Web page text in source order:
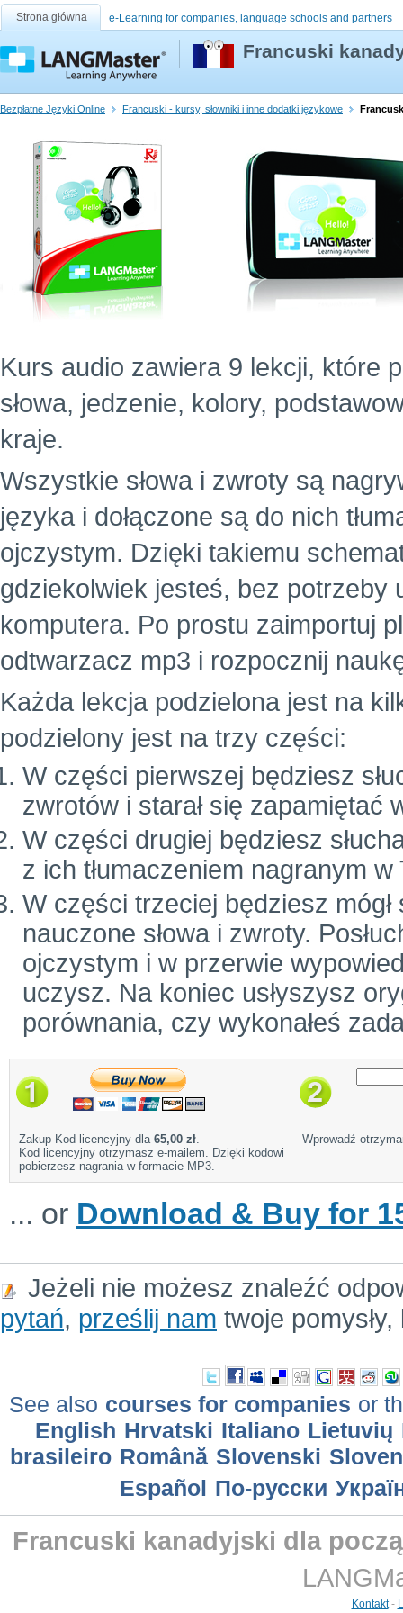
Strona główna e-Learning for companies, language schools and partners
Francuski
Bezpłatne Języki Online Francuski - kursy, słowniki i inne dodatki językowe
Kurs audio zawiera 9 lekcji, które
słowa, jedzenie, kolory,
kraje.
Wszystkie słowa i zwroty są
języka i dołączone są do nich
ojczystym. Dzięki takiemu
gdziekolwiek jesteś, bez potrzeby
komputera. Po prostu zaimportuj
odtwarzacz mp3 i rozpocznij
Każda lekcja podzielona jest na
podzielony jest na trzy części:
W części pierwszej będziesz
zwrotów i starał się zapamiętać
W części drugiej będziesz
z ich tłumaczeniem nagranym
W części trzeciej będziesz
nauczone słowa i zwroty.
ojczystym i w przerwie
uczysz. Na koniec usłyszysz
porównania, czy wykonałeś
Zakup Kod licencyjny dla 65,00 zł.
Kod licencyjny otrzymasz e-mailem. Dzięki kodowi
pobierzesz nagrania w formacie MP3.
Wprowadź
... or Download & Buy for
Jeżeli nie możesz znaleźć
pytań, prześlij nam twoje
See also courses for companies or
English Hrvatski Italiano Lietuvių
brasileiro Română Slovenski
Еspañol По-русски
Francuski kanadyjski dla
Kontakt-